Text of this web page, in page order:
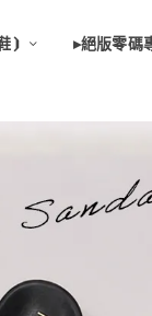
⦘ ▸絕版零碼